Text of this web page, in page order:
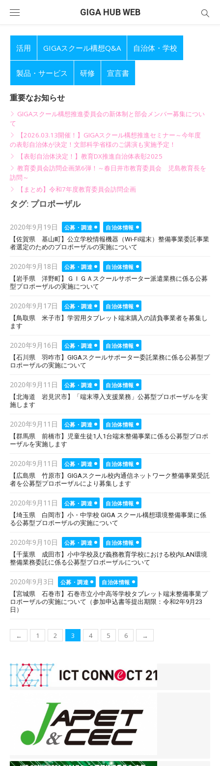
GIGA HUB WEB
活用 GIGAスクール構想Q&A 自治体・学校
製品・サービス 研修 宣言書
重要なお知らせ
GIGAスクール構想推進委員会の新体制と部会メンバー募集につい
て
【2026.03.13開催！】GIGAスクール構想推進セミナー～今年度
の表彰自治体が決定！文部科学省様のご講演も実施予定！
【表彰自治体決定！】教育DX推進自治体表彰2025
教育委員会訪問企画第6弾！～春日井市教育委員会 児島教育長を
訪問～
【まとめ】令和7年度教育委員会訪問企画
タグ: プロポーザル
Posted
on
2020年9月19日 公募・調達
自治体情報
【佐賀県 基山町】公立学校情報機器（Wi-Fi端末）整備事業委託事業
者選定のためのプロポーザルの実施について
Posted
on
2020年9月18日 公募・調達
自治体情報
【岩手県 洋野町】ＧＩＧＡスクールサポーター派遣業務に係る公募
型プロポーザルの実施について
Posted
on
2020年9月17日 公募・調達
自治体情報
【鳥取県 米子市】学習用タブレット端末購入の請負事業者を募集し
ます
Posted
on
2020年9月16日 公募・調達
自治体情報
【石川県 羽咋市】GIGAスクールサポーター委託業務に係る公募型プ
ロポーザルの実施について
Posted
on
2020年9月11日 公募・調達
自治体情報
【北海道 岩見沢市】「端末導入支援業務」公募型プロポーザルを実
施します
Posted
on
2020年9月11日 公募・調達
自治体情報
【群馬県 前橋市】児童生徒1人1台端末整備事業に係る公募型プロポ
ーザルを実施します
Posted
on
2020年9月11日 公募・調達
自治体情報
【広島県 竹原市】GIGAスクール校内通信ネットワーク整備事業受託
者を公募型プロポーザルにより募集します
Posted
on
2020年9月11日 公募・調達
自治体情報
【埼玉県 白岡市】小・中学校 GIGA スクール構想環境整備事業に係
る公募型プロポーザルの実施について
Posted
on
2020年9月10日 公募・調達
自治体情報
【千葉県 成田市】小中学校及び義務教育学校における校内LAN環境
整備業務委託に係る公募型プロポーザルについて
Posted
on
2020年9月3日 公募・調達
自治体情報
【宮城県 石巻市】石巻市立小中高等学校タブレット端末整備事業プ
ロポーザルの実施について（参加申込書等提出期限：令和2年9月23
日）
投
ナ
ビ
ゲ
ョ
← 1 2 3 4 5 6 →